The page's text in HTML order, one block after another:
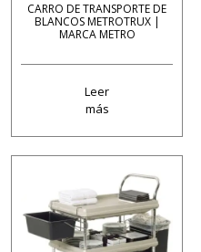
CARRO DE TRANSPORTE DE
BLANCOS METROTRUX |
MARCA METRO
Leer
más